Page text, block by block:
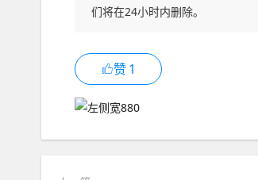
们将在24小时内删除。
赞1